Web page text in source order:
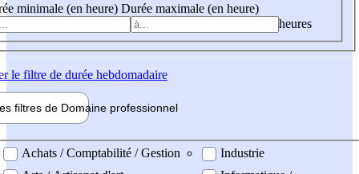
minimale (en heure) Durée maximale (en heure)
heures
le filtre de durée hebdomadaire
filtres de Domaine professionnel
professionel
Achats / Comptabilité / Gestion
Industrie